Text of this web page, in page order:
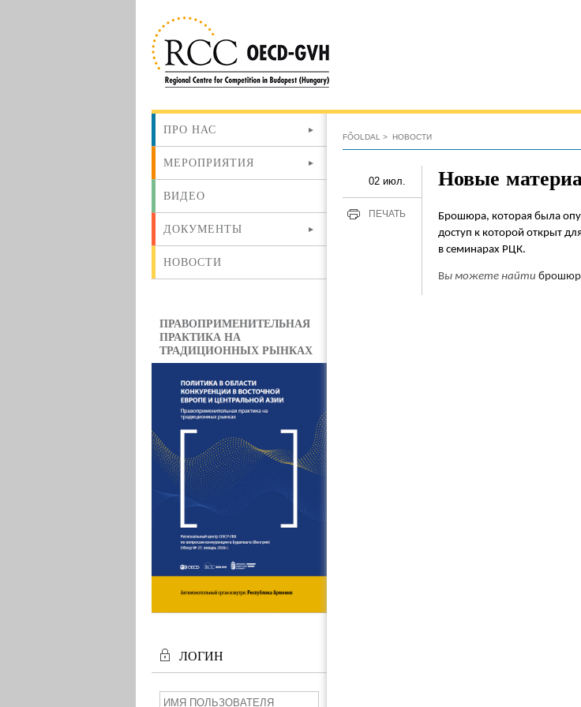
ПРО НАС
МЕРОПРИЯТИЯ
ВИДЕО
ДОКУМЕНТЫ
НОВОСТИ
ПРАВОПРИМЕНИТЕЛЬНАЯ
ПРАКТИКА НА
ТРАДИЦИОННЫХ РЫНКАХ
ЛОГИН
FŐOLDAL НОВОСТИ
02 июл.
ПЕЧАТЬ
Новые
Брошюра, которая была
доступ к которой открыт
в семинарах РЦК.
Вы можете найти